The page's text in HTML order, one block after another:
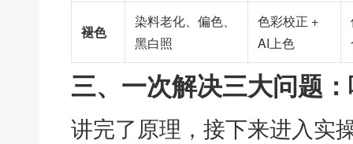
褪色
染料老化、偏色、
黑白照
色彩校正 +
AI上色
三、一次解决三大问题
讲完了原理，接下来进入实